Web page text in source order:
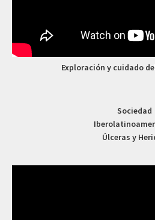
Exploración y cuidado
Sociedad
Úlceras y